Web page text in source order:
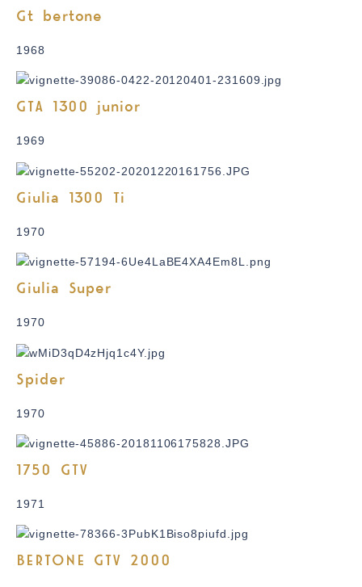
Gt bertone
1968
GTA 1300 junior
1969
Giulia 1300 Ti
1970
Giulia Super
1970
Spider
1970
1750 GTV
1971
BERTONE GTV 2000